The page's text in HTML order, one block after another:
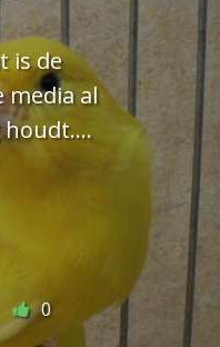
is de
media al
houdt.
staat
[1].
in Van
zij 0